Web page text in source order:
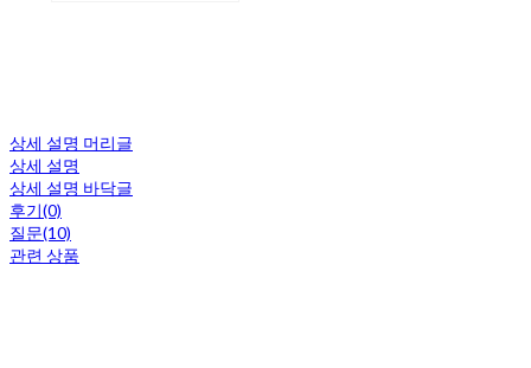
상세 설명 머리글
상세 설명
상세 설명 바닥글
후기(0)
질문(10)
관련 상품